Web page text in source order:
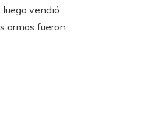
vendió
armas fueron